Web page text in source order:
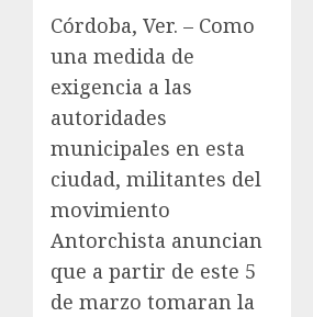
Córdoba, Ver. – Como
una medida de
exigencia a las
autoridades
municipales en esta
ciudad, militantes del
movimiento
Antorchista anuncian
que a partir de este 5
de marzo tomaran la